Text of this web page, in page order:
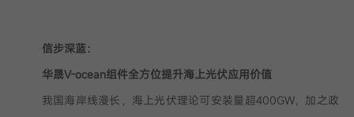
信步深蓝：
华晟V-ocean组件全方位提升海上光伏应用价值
我国海岸线漫长，海上光伏理论可安装量超400GW，加之政